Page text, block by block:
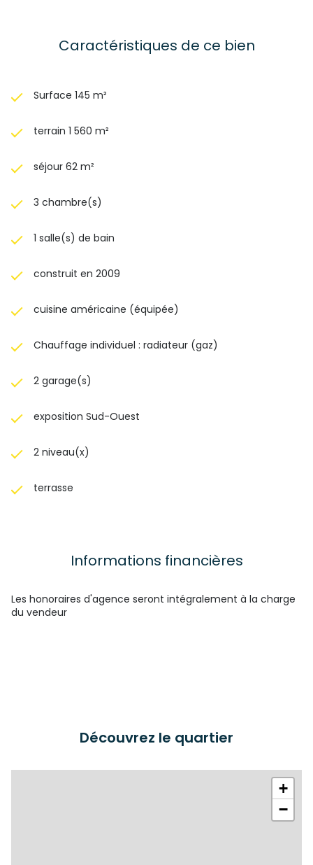
Caractéristiques de ce bien
Surface 145 m²
terrain 1 560 m²
séjour 62 m²
3 chambre(s)
1 salle(s) de bain
construit en 2009
cuisine américaine (équipée)
Chauffage individuel : radiateur (gaz)
2 garage(s)
exposition Sud-Ouest
2 niveau(x)
terrasse
Informations financières
Les honoraires d'agence seront intégralement à la charge
du vendeur
Découvrez le quartier
+
−